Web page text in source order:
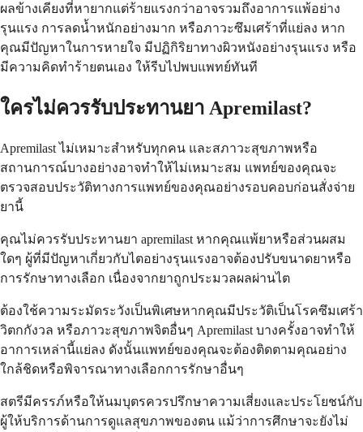
ผลข้างเคียงที่หายากแต่ร้ายแรงกว่าอาจรวมถึงอาการแพ้อย่าง
รุนแรง การลดน้ำหนักอย่างมาก หรือภาวะซึมเศร้าที่แย่ลง หาก
คุณมีปัญหาในการหายใจ มีปฏิกิริยาทางผิวหนังอย่างรุนแรง หรือ
มีความคิดทำร้ายตนเอง ให้รีบไปพบแพทย์ทันที
ใครไม่ควรรับประทานยา Apremilast?
Apremilast ไม่เหมาะสำหรับทุกคน และสภาวะสุขภาพหรือ
สถานการณ์บางอย่างอาจทำให้ไม่เหมาะสม แพทย์ของคุณจะ
ตรวจสอบประวัติทางการแพทย์ของคุณอย่างรอบคอบก่อนสั่งจ่าย
ยานี้
คุณไม่ควรรับประทานยา apremilast หากคุณแพ้ยาหรือส่วนผสม
ใดๆ ผู้ที่มีปัญหาเกี่ยวกับไตอย่างรุนแรงอาจต้องปรับขนาดยาหรือ
การรักษาทางเลือก เนื่องจากยาถูกประมวลผลผ่านไต
ต้องใช้ความระมัดระวังเป็นพิเศษหากคุณมีประวัติเป็นโรคซึมเศร้า
วิตกกังวล หรือภาวะสุขภาพจิตอื่นๆ Apremilast บางครั้งอาจทำให้
อาการเหล่านี้แย่ลง ดังนั้นแพทย์ของคุณจะต้องติดตามคุณอย่าง
ใกล้ชิดหรือพิจารณาทางเลือกการรักษาอื่นๆ
สตรีมีครรภ์หรือให้นมบุตรควรปรึกษาความเสี่ยงและประโยชน์กับ
ผู้ให้บริการด้านการดูแลสุขภาพของตน แม้ว่าการศึกษาจะยังไม่